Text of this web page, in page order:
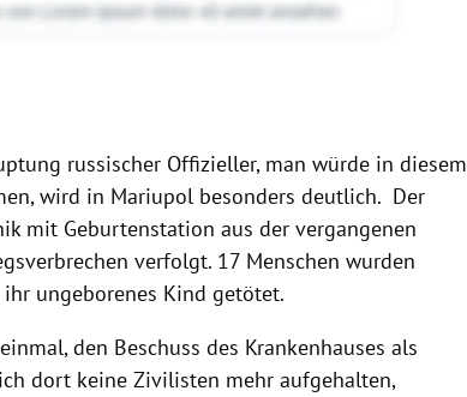
russischer Offizieller, man würde in diesem
wird in Mariupol besonders deutlich. Der
mit Geburtenstation aus der vergangenen
verfolgt. 17 Menschen wurden
ungeborenes Kind getötet.
den Beschuss des Krankenhauses als
dort keine Zivilisten mehr aufgehalten,